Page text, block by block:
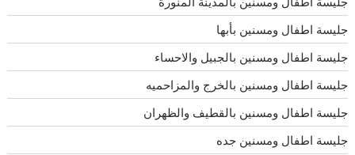
جليسة اطفال ومسنين بأبها
جليسة اطفال ومسنين بالجبيل والاحساء
جليسة اطفال ومسنين بالخرج والمزاحميه
جليسة اطفال ومسنين بالقطيف والظهران
جليسة اطفال ومسنين جده